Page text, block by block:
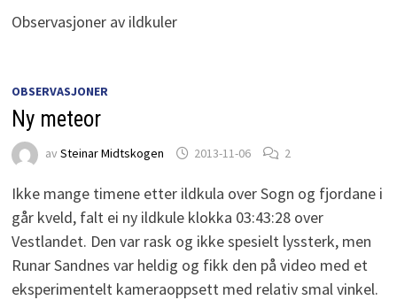
Observasjoner av ildkuler
OBSERVASJONER
Ny meteor
av Steinar Midtskogen 2013-11-06 2
Ikke mange timene etter ildkula over Sogn og fjordane i
går kveld, falt ei ny ildkule klokka 03:43:28 over
Vestlandet. Den var rask og ikke spesielt lyssterk, men
Runar Sandnes var heldig og fikk den på video med et
eksperimentelt kameraoppsett med relativ smal vinkel.